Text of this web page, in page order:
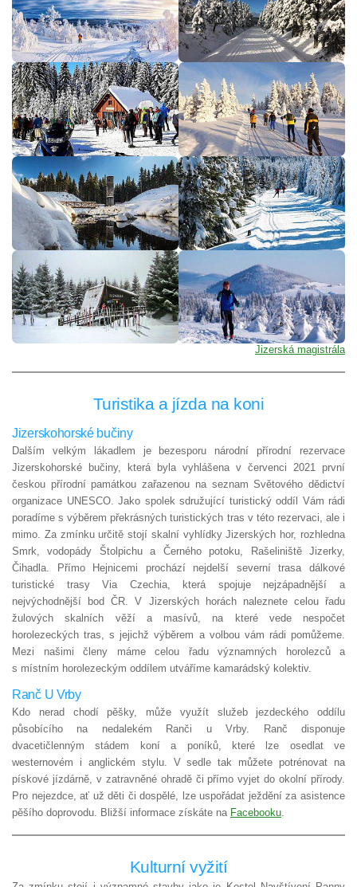
Jizerská magistrála
Turistika a jízda na koni
Jizerskohorské bučiny
Dalším velkým lákadlem je bezesporu národní přírodní rezervace
Jizerskohorské bučiny, která byla vyhlášena v červenci 2021 první
českou přírodní památkou zařazenou na seznam Světového dědictví
organizace UNESCO. Jako spolek sdružující turistický oddíl Vám rádi
poradíme s výběrem překrásných turistických tras v této rezervaci, ale i
mimo. Za zmínku určitě stojí skalní vyhlídky Jizerských hor, rozhledna
Smrk, vodopády Štolpichu a Černého potoku, Rašeliniště Jizerky,
Čihadla. Přímo Hejnicemi prochází nejdelší severní trasa dálkové
turistické trasy Via Czechia, která spojuje nejzápadnější a
nejvýchodnější bod ČR. V Jizerských horách naleznete celou řadu
žulových skalních věží a masívů, na které vede nespočet
horolezeckých tras, s jejichž výběrem a volbou vám rádi pomůžeme.
Mezi našimi členy máme celou řadu významných horolezců a
s místním horolezeckým oddílem utváříme kamarádský kolektiv.
Ranč U Vrby
Kdo nerad chodí pěšky, může využít služeb jezdeckého oddílu
působícího na nedalekém Ranči u Vrby. Ranč disponuje
dvacetičlenným stádem koní a poníků, které lze osedlat ve
westernovém i anglickém stylu. V sedle tak můžete potrénovat na
pískové jízdárně, v zatravněné ohradě či přímo vyjet do okolní přírody.
Pro nejezdce, ať už děti či dospělé, lze uspořádat ježdění za asistence
pěšího doprovodu. Bližší informace získáte na Facebooku.
Kulturní vyžití